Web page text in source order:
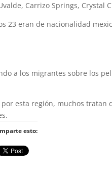
Carrizo Springs, Crystal
23 eran de nacionalidad
a los migrantes sobre los
esta región, muchos
esto: